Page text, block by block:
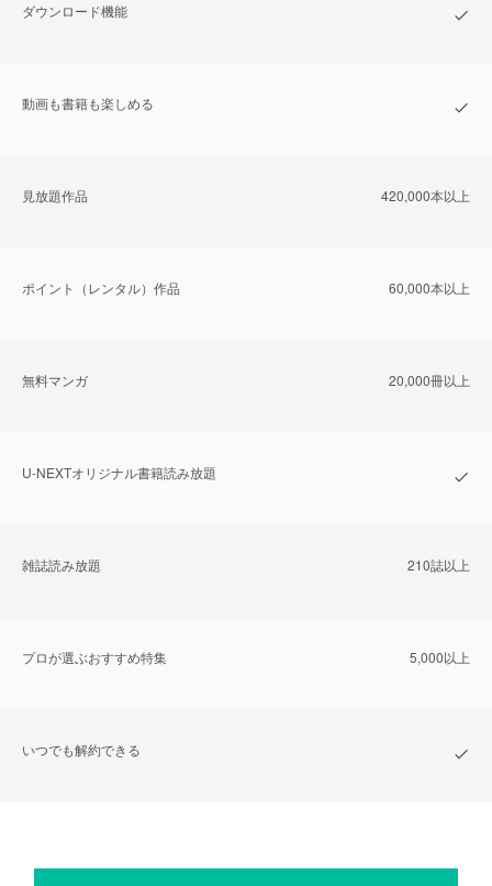
ダウンロード機能
動画も書籍も楽しめる
⾒放題作品 420,000本以上
ポイント（レンタル）作品 60,000本以上
無料マンガ 20,000冊以上
U-NEXTオリジナル書籍読み放題
雑誌読み放題 210誌以上
プロが選ぶおすすめ特集 5,000以上
いつでも解約できる